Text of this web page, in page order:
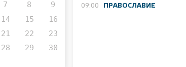
7 8
9
14 15
16
21 22
23
28 29
30
09:00 ПРАВОСЛАВИЕ